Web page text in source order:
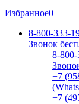
Избранное0
8-800-333-
Звонок
8-
+7
+7